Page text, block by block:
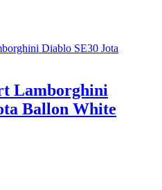
Lamborghini
Ballon White